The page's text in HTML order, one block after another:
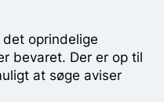
det oprindelige
bevaret. Der er op til
at søge aviser